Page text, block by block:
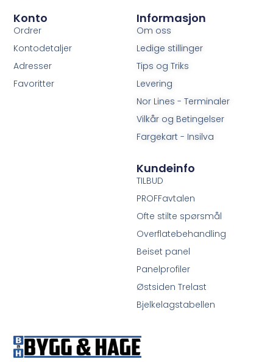
Informasjon
Om oss
Ledige stillinger
Tips og Triks
Levering
Nor Lines - Terminaler
Vilkår og Betingelser
Fargekart - Insilva
Konto
Ordrer
Kontodetaljer
Adresser
Favoritter
Kundeinfo
TILBUD
PROFFavtalen
Ofte stilte spørsmål
Overflatebehandling
Beiset panel
Panelprofiler
Østsiden Trelast
Bjelkelagstabellen